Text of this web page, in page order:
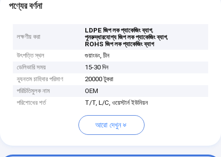
পণ্যের বর্ণনা
লক্ষণীয় করা
LDPE জিপ লক প্যাকেজিং ব্যাগ,
পুনরুদ্ধারযোগ্য জিপ লক প্যাকেজিং ব্যাগ,
ROHS জিপ লক প্যাকেজিং ব্যাগ
উৎপত্তি স্থল
গুয়াংডং, চীন
ডেলিভারি সময়
15-30 দিন
ন্যূনতম চাহিদার পরিমাণ
20000 টুকরা
পরিচিতিমুলক নাম
OEM
পরিশোধের শর্ত
T/T, L/C, ওয়েস্টার্ন ইউনিয়ন
আরো দেখুন